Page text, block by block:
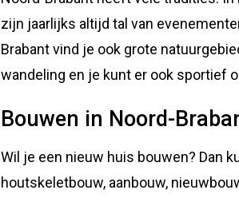
zijn jaarlijks altijd tal van
Brabant vind je ook grote
wandeling en je kunt er ook sportief
Bouwen in Noord-
Wil je een nieuw huis bouwen? Dan
houtskeletbouw, aanbouw,